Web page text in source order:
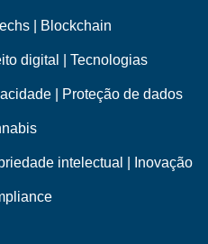
| Blockchain
digital | Tecnologias
| Proteção de dados
intelectual | Inovação